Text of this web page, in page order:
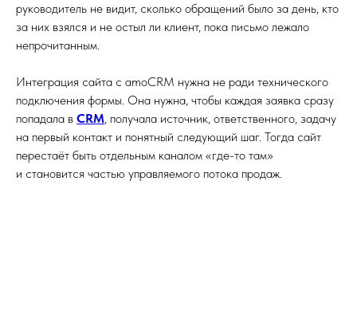
руководитель не видит, сколько обращений было за день, кто
за них взялся и не остыл ли клиент, пока письмо лежало
непрочитанным.
Интеграция сайта с amoCRM нужна не ради технического
подключения формы. Она нужна, чтобы каждая заявка сразу
попадала в CRM, получала источник, ответственного, задачу
на первый контакт и понятный следующий шаг. Тогда сайт
перестаёт быть отдельным каналом «где-то там»
и становится частью управляемого потока продаж.